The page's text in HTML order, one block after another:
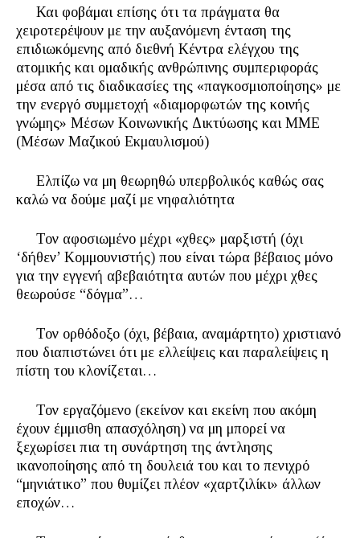
Και φοβάμαι επίσης ότι τα πράγματα θα
χειροτερέψουν με την αυξανόμενη ένταση της
επιδιωκόμενης από διεθνή Κέντρα ελέγχου της
ατομικής και ομαδικής ανθρώπινης συμπεριφοράς
μέσα από τις διαδικασίες της «παγκοσμιοποίησης» με
την ενεργό συμμετοχή «διαμορφωτών της κοινής
γνώμης» Μέσων Κοινωνικής Δικτύωσης και ΜΜΕ
(Μέσων Μαζικού Εκμαυλισμού)
Ελπίζω να μη θεωρηθώ υπερβολικός καθώς σας
καλώ να δούμε μαζί με νηφαλιότητα
Τον αφοσιωμένο μέχρι «χθες» μαρξιστή (όχι
‘δήθεν’ Κομμουνιστής) που είναι τώρα βέβαιος μόνο
για την εγγενή αβεβαιότητα αυτών που μέχρι χθες
θεωρούσε “δόγμα”…
Τον ορθόδοξο (όχι, βέβαια, αναμάρτητο) χριστιανό
που διαπιστώνει ότι με ελλείψεις και παραλείψεις η
πίστη του κλονίζεται…
Τον εργαζόμενο (εκείνον και εκείνη που ακόμη
έχουν έμμισθη απασχόληση) να μη μπορεί να
ξεχωρίσει πια τη συνάρτηση της άντλησης
ικανοποίησης από τη δουλειά του και το πενιχρό
“μηνιάτικο” που θυμίζει πλέον «χαρτζιλίκι» άλλων
εποχών…